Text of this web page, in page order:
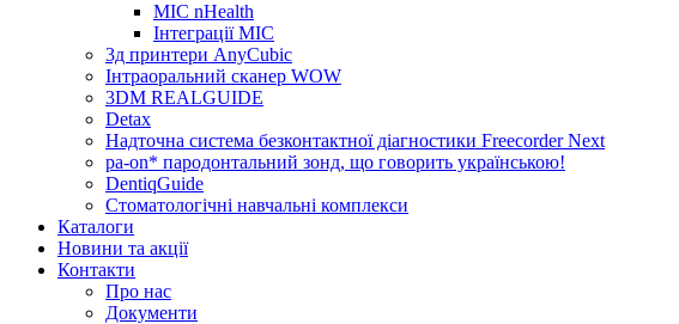
МІС nHealth
Інтеграції МІС
3д принтери AnyCubic
Інтраоральний сканер WOW
3DM REALGUIDE
Detax
Надточна система безконтактної діагностики Freecorder Next
pa-on* пародонтальний зонд, що говорить українською!
DentiqGuide
Стоматологічні навчальні комплекси
Каталоги
Новини та акції
Контакти
Про нас
Документи